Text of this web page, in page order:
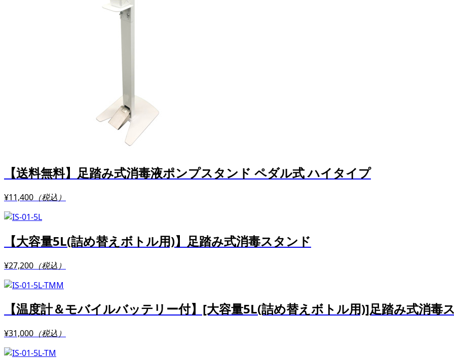
【送料無料】足踏み式消毒液ポンプスタンド ペダル式 ハイタイプ
¥11,400 （税込）
【大容量5L(詰め替えボトル用)】足踏み式消毒スタンド
¥27,200 （税込）
【温度計＆モバイルバッテリー付】[大容量5L(詰め替えボトル用)]足踏み式消毒
¥31,000 （税込）